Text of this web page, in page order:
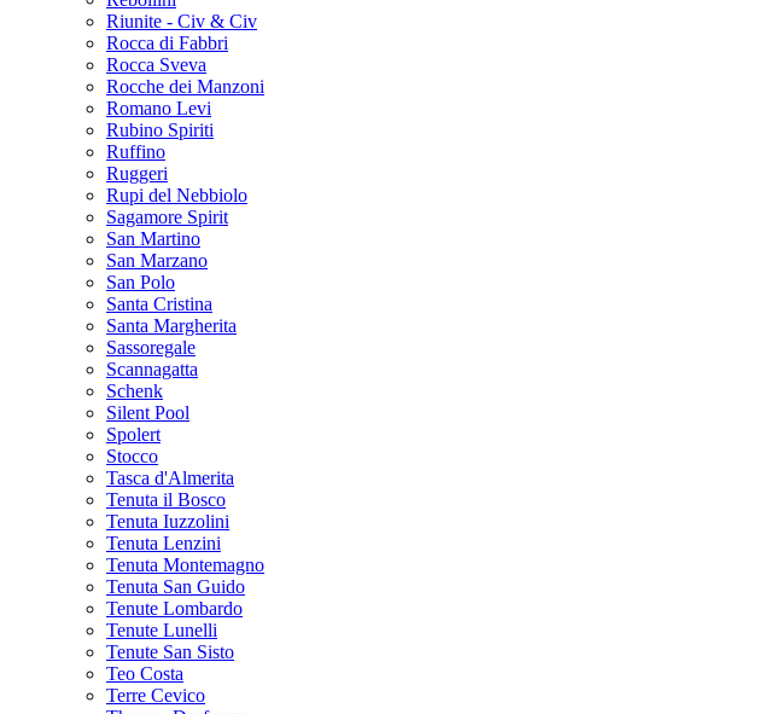
Riunite - Civ & Civ
Rocca di Fabbri
Rocca Sveva
Rocche dei Manzoni
Romano Levi
Rubino Spiriti
Ruffino
Ruggeri
Rupi del Nebbiolo
Sagamore Spirit
San Martino
San Marzano
San Polo
Santa Cristina
Santa Margherita
Sassoregale
Scannagatta
Schenk
Silent Pool
Spolert
Stocco
Tasca d'Almerita
Tenuta il Bosco
Tenuta Iuzzolini
Tenuta Lenzini
Tenuta Montemagno
Tenuta San Guido
Tenute Lombardo
Tenute Lunelli
Tenute San Sisto
Teo Costa
Terre Cevico